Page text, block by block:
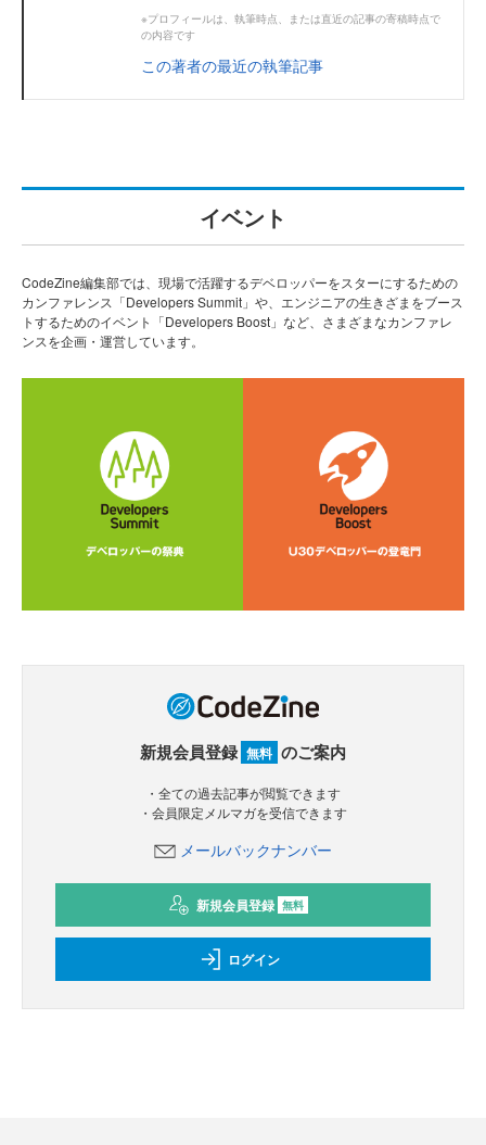
※プロフィールは、執筆時点、または直近の記事の寄稿時点で
の内容です
この著者の最近の執筆記事
イベント
CodeZine編集部では、現場で活躍するデベロッパーをスターにするための
カンファレンス「Developers Summit」や、エンジニアの生きざまをブース
トするためのイベント「Developers Boost」など、さまざまなカンファレ
ンスを企画・運営しています。
新規会員登録 無料 のご案内
・全ての過去記事が閲覧できます
・会員限定メルマガを受信できます
メールバックナンバー
新規会員登録 無料
ログイン